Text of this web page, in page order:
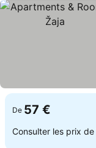
De 57 €
Consulter les prix de